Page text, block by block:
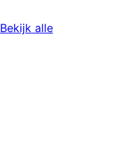
Bekijk alle